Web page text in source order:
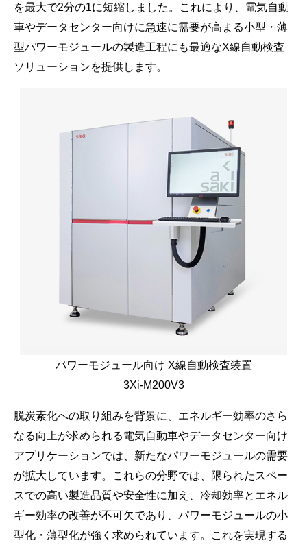
を最大で2分の1に短縮しました。これにより、電気自動
車やデータセンター向けに急速に需要が高まる小型・薄
型パワーモジュールの製造工程にも最適なX線自動検査
ソリューションを提供します。
パワーモジュール向け X線自動検査装置
3Xi-M200V3
脱炭素化への取り組みを背景に、エネルギー効率のさら
なる向上が求められる電気自動車やデータセンター向け
アプリケーションでは、新たなパワーモジュールの需要
が拡大しています。これらの分野では、限られたスペー
スでの高い製造品質や安全性に加え、冷却効率とエネル
ギー効率の改善が不可欠であり、パワーモジュールの小
型化・薄型化が強く求められています。これを実現する